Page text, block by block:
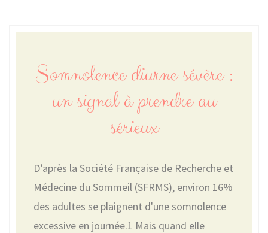
Somnolence diurne sévère :
un signal à prendre au
sérieux
D’après la Société Française de Recherche et
Médecine du Sommeil (SFRMS), environ 16%
des adultes se plaignent d'une somnolence
excessive en journée.1 Mais quand elle